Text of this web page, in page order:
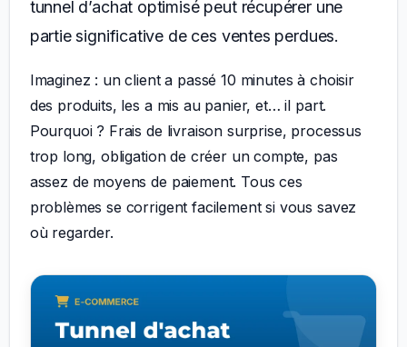
tunnel d’achat optimisé peut récupérer une
partie significative de ces ventes perdues.
Imaginez : un client a passé 10 minutes à choisir
des produits, les a mis au panier, et… il part.
Pourquoi ? Frais de livraison surprise, processus
trop long, obligation de créer un compte, pas
assez de moyens de paiement. Tous ces
problèmes se corrigent facilement si vous savez
où regarder.